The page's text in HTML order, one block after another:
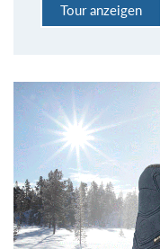
Tour anzeigen